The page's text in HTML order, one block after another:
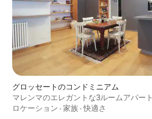
グロッセートのコンドミニアム
マレンマのエレガントな3ルームアパート
ロケーション · 家族 ·快適さ